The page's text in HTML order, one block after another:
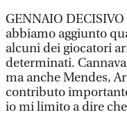
GENNAIO
abbiamo aggiunto
alcuni dei giocatori
determinati.
ma anche Mendes,
contributo
io mi limito a dire